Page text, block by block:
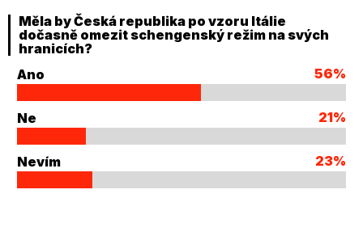
Měla by Česká republika po vzoru Itálie
dočasně omezit schengenský režim na svých
hranicích?
Ano
56%
Ne 21%
Nevím 23%